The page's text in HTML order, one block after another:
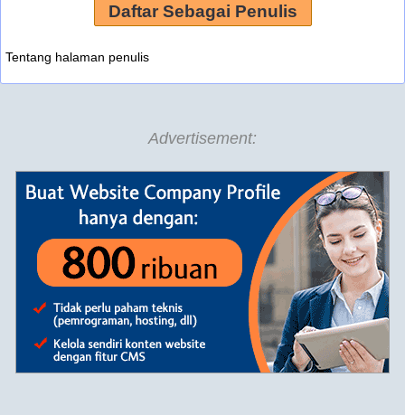
Daftar Sebagai Penulis
Tentang halaman penulis
Advertisement: